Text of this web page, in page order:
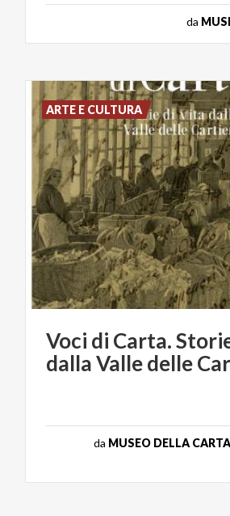
da
Voci di Carta.
dallaValledelle
da MUSEO DELLA
ARTE E CULTURA